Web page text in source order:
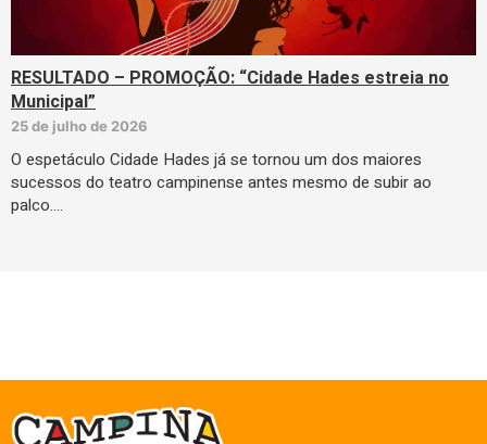
RESULTADO – PROMOÇÃO: “Cidade Hades estreia no
Municipal”
25 de julho de 2026
O espetáculo Cidade Hades já se tornou um dos maiores
sucessos do teatro campinense antes mesmo de subir ao
palco.…